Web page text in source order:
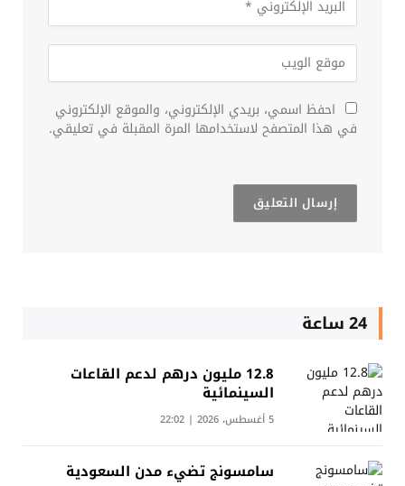
احفظ اسمي، بريدي الإلكتروني، والموقع الإلكتروني
في هذا المتصفح لاستخدامها المرة المقبلة في تعليقي.
24 ساعة
12.8 مليون درهم لدعم القاعات
السينمائية
5 أغسطس، 2026 | 22:02
سامسونج تضيء مدن السعودية